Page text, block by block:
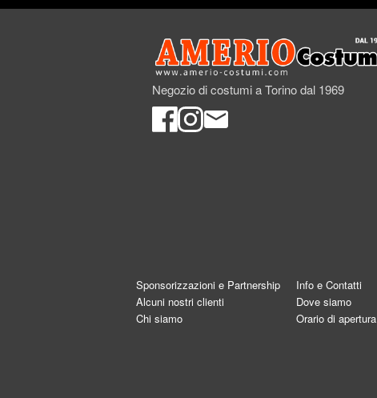
Negozio di costumi a Torino dal 1969
Sponsorizzazioni e Partnership
Alcuni nostri clienti
Chi siamo
Info e Contatti
Dove siamo
Orario di apertura